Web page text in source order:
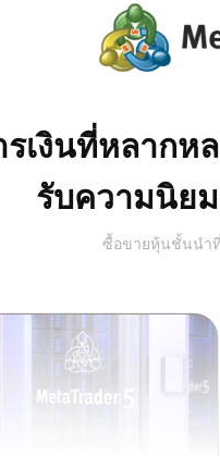
เงินที่หลาก
รับความนิย
ซื้อขายหุ้นชั้นนำ